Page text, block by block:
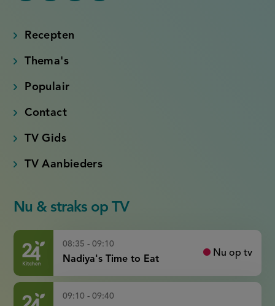
link)
link)
Recepten
Thema's
Populair
Contact
TV Gids
TV Aanbieders
Nu & straks op TV
08:35 - 09:10
Nadiya's Time to Eat
Nu op tv
09:10 - 09:40